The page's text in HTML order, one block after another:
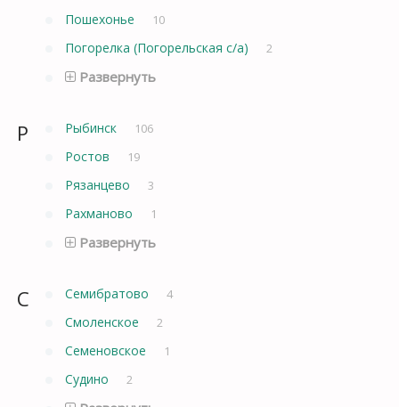
Пошехонье 10
Погорелка (Погорельская с/а) 2
Развернуть
Р Рыбинск 106
Ростов 19
Рязанцево 3
Рахманово 1
Развернуть
С Семибратово 4
Смоленское 2
Семеновское 1
Судино 2